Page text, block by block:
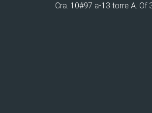
Cra. 10#97 a-13 torre A. Of